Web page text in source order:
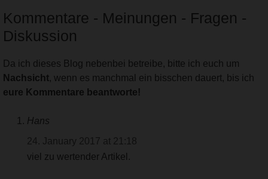
Kommentare - Meinungen - Fragen -
Diskussion
Da ich dieses Blog nebenbei betreibe, bitte ich euch um
Nachsicht, wenn es manchmal ein bisschen dauert, bis ich
eure Kommentare beantworte!
Hans
24. January 2017 at 21:18
viel zu wertender Artikel.